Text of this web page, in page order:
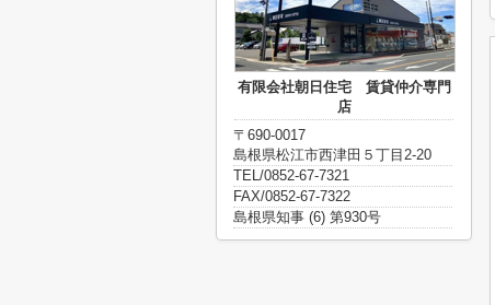
有限会社朝日住宅 賃貸仲介専門
店
〒690-0017
島根県松江市西津田５丁目2-20
TEL/0852-67-7321
FAX/0852-67-7322
島根県知事 (6) 第930号